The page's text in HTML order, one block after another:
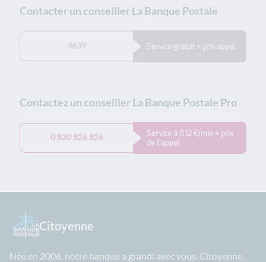
Contacter un conseiller La Banque Postale
3639 Service gratuit + prix appel
Contactez un conseiller La Banque Postale Pro
0 820 826 826
Service à 0.12 €/min + prix
de l’appel
Citoyenne
Née en 2006, notre banque a grandi avec vous. Citoyenne,